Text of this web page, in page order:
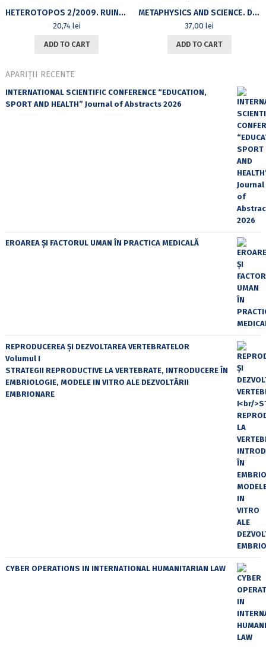
HETEROTOPOS 2/2009. RUINS AND FUNERARY PLACES
20,74 lei
ADD TO CART
METAPHYSICS AND SCIENCE. DEDICATED TO PROFESSOR ILIE PÂRVU
37,00lei
ADD TO CART
APARIȚII RECENTE
INTERNATIONAL SCIENTIFIC CONFERENCE “EDUCATION,
SPORT AND HEALTH” Journal of Abstracts 2026
EROAREA ȘI FACTORUL UMAN ÎN PRACTICA MEDICALĂ
REPRODUCEREA ȘI DEZVOLTAREA VERTEBRATELOR
Volumul I
STRATEGII REPRODUCTIVE LA VERTEBRATE, INTRODUCERE ÎN
EMBRIOLOGIE, MODELE IN VITRO ALE DEZVOLTĂRII
EMBRIONARE
CYBER OPERATIONS IN INTERNATIONAL HUMANITARIAN LAW